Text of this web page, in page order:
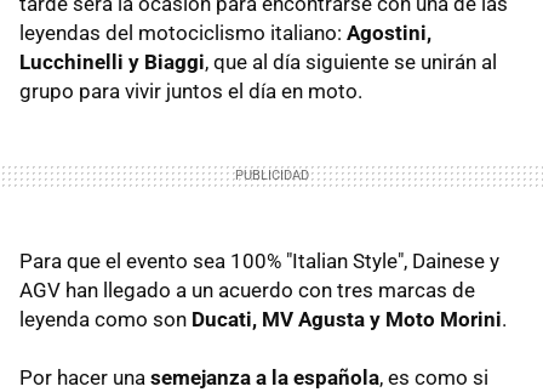
leyendas del motociclismo italiano: Agostini,
Lucchinelli y Biaggi, que al día siguiente se unirán al
grupo para vivir juntos el día en moto.
Para que el evento sea 100% "Italian Style", Dainese y
AGV han llegado a un acuerdo con tres marcas de
leyenda como son Ducati, MV Agusta y Moto Morini.
Por hacer una semejanza a la española, es como si